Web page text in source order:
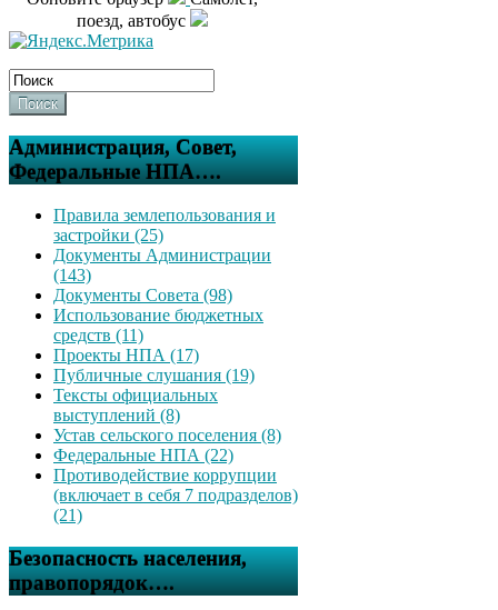
поезд, автобус
Поиск
Администрация, Совет,
Федеральные НПА….
Правила землепользования и
застройки (25)
Документы Администрации
(143)
Документы Совета (98)
Использование бюджетных
средств (11)
Проекты НПА (17)
Публичные слушания (19)
Тексты официальных
выступлений (8)
Устав сельского поселения (8)
Федеральные НПА (22)
Противодействие коррупции
(включает в себя 7 подразделов)
(21)
Безопасность населения,
правопорядок….